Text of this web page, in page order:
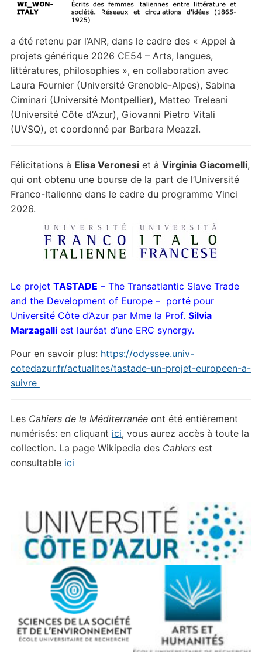
a été retenu par l’ANR, dans le cadre des « Appel à
projets générique 2026 CE54 – Arts, langues,
littératures, philosophies », en collaboration avec
Laura Fournier (Université Grenoble-Alpes), Sabina
Ciminari (Université Montpellier), Matteo Treleani
(Université Côte d’Azur), Giovanni Pietro Vitali
(UVSQ), et coordonné par Barbara Meazzi.
Félicitations à Elisa Veronesiet à Virginia Giacomelli,
qui ont obtenu une bourse de la part de l’Université
Franco-Italienne dans le cadre du programme Vinci
2026.
Le projet TASTADE – The Transatlantic Slave Trade
and the Development of Europe – porté pour
Université Côte d’Azur par Mme la Prof. Silvia
Marzagalliest lauréat d’une ERC synergy.
Pour en savoir plus: https://odyssee.univ-
cotedazur.fr/actualites/tastade-un-projet-europeen-a-
suivre
Les Cahiers de la Méditerranéeont été entièrement
numérisés: en cliquant ici, vous aurez accès à toute la
collection. La page Wikipedia des Cahiersest
consultable ici